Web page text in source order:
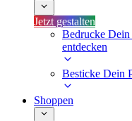
Jetzt gestalten
Bedrucke
entdecken
Besticke Dein
Shoppen